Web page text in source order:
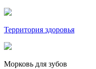
Территория здоровья
Морковь для зубов